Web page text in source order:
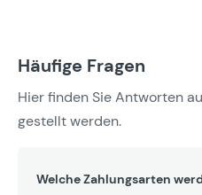
Häufige Fragen
Hier finden Sie Antworten
gestellt werden.
Welche Zahlungsarten